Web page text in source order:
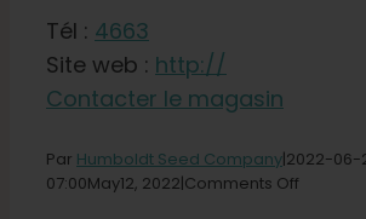
Français
de
:
Tél : 4663
Site web : http://
Contacter le magasin
Par Humboldt Seed Company|2022-06-
07:00May12, 2022|Comments Off